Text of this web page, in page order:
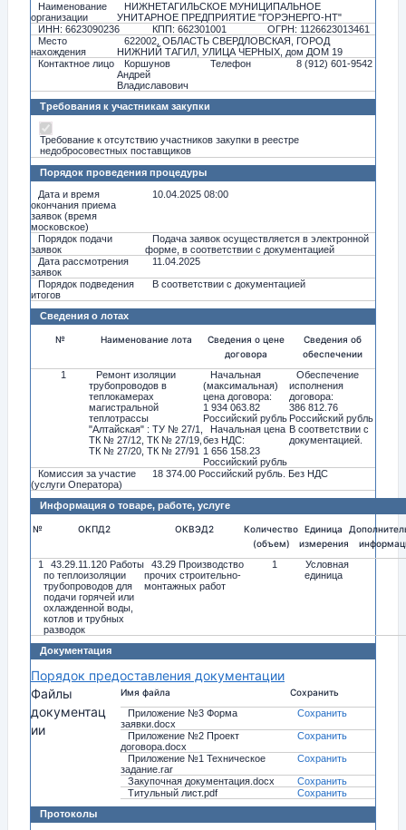
Наименование
организации
НИЖНЕТАГИЛЬСКОЕ МУНИЦИПАЛЬНОЕ
УНИТАРНОЕ ПРЕДПРИЯТИЕ "ГОРЭНЕРГО-НТ"
ИНН: 6623090236
КПП: 662301001
ОГРН: 1126623013461
Место
нахождения
622002, ОБЛАСТЬ СВЕРДЛОВСКАЯ, ГОРОД
НИЖНИЙ ТАГИЛ, УЛИЦА ЧЕРНЫХ, дом ДОМ 19
Контактное лицо
Коршунов
Андрей
Владиславович
Телефон 8 (912) 601-9542
Требования к участникам закупки
Требование к отсутствию участников закупки в реестре
недобросовестных поставщиков
Порядок проведения процедуры
Дата и время
окончания приема
заявок (время
московское)
10.04.2025 08:00
Порядок подачи
заявок
Подача заявок осуществляется в электронной
форме, в соответствии с документацией
Дата рассмотрения
заявок
11.04.2025
Порядок подведения
итогов
В соответствии с документацией
Сведения о лотах
№ Наименование лота
Сведения о цене
договора
Сведения об
обеспечении
1
Ремонт изоляции
трубопроводов в
теплокамерах
магистральной
теплотрассы
"Алтайская" : ТУ № 27/1,
ТК № 27/12, ТК № 27/19,
ТК № 27/20, ТК № 27/91
Начальная
(максимальная)
цена договора:
1 934 063.82
Российский рубль
Начальная цена
без НДС:
1 656 158.23
Российский рубль
Обеспечение
исполнения
договора:
386 812.76
Российский рубль
В соответствии с
документацией.
Комиссия за участие
(услуги Оператора)
18 374.00 Российский рубль. Без НДС
Информация о товаре, работе, услуге
№ ОКПД2 ОКВЭД2
Количество
(объем)
Единица
измерения
1
43.29.11.120 Работы
по теплоизоляции
трубопроводов для
подачи горячей или
охлажденной воды,
котлов и трубных
разводок
43.29 Производство
прочих строительно-
монтажных работ
1
Условная
единица
Документация
Порядок предоставления документации
Файлы
документац
ии
Имя файла
Сохранить
Приложение №3 Форма
заявки.docx
Сохранить
Приложение №2 Проект
договора.docx
Сохранить
Приложение №1 Техническое
задание.rar
Сохранить
Закупочная документация.docx
Сохранить
Титульный лист.pdf
Сохранить
Протоколы